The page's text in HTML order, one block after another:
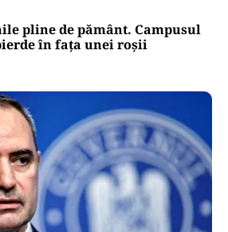
pline de pământ. Campusul
în fața unei roșii